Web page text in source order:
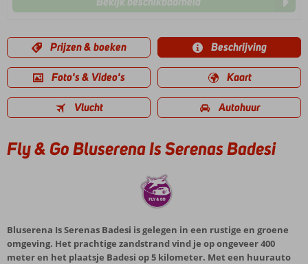
Prijzen & boeken Beschrijving
Foto's & Video's Kaart
Vlucht Autohuur
Fly & Go Bluserena Is Serenas Badesi
Bluserena Is Serenas Badesi is gelegen in een rustige en groene
omgeving. Het prachtige zandstrand vind je op ongeveer 400
meter en het plaatsje Badesi op 5 kilometer. Met een huurauto